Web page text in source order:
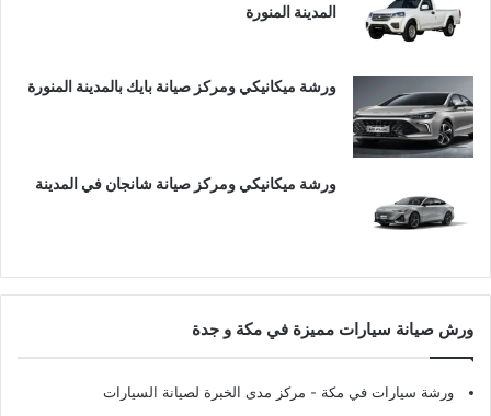
المدينة المنورة
ورشة ميكانيكي ومركز صيانة بايك بالمدينة المنورة
ورشة ميكانيكي ومركز صيانة شانجان في المدينة
ورش صيانة سيارات مميزة في مكة و جدة
ورشة سيارات في مكة - مركز مدى الخبرة لصيانة السيارات